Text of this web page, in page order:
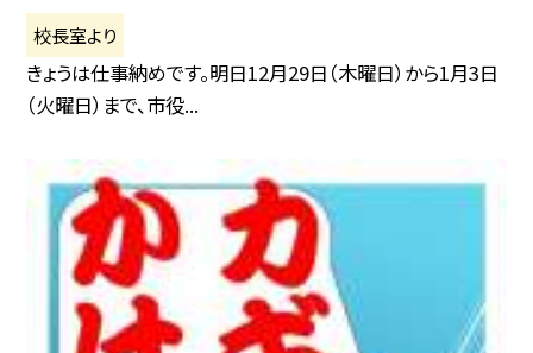
校長室より
きょうは仕事納めです。明日12月29日（木曜日）から1月3日
（火曜日）まで、市役...